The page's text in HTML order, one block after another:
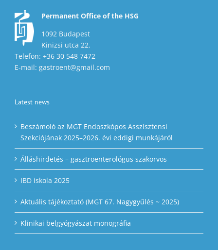
Permanent Office of the HSG
1092 Budapest
Kinizsi utca 22.
Telefon: +36 30 548 7472
E-mail: gastroent@gmail.com
Latest news
Beszámoló az MGT Endoszkópos Asszisztensi
Szekciójának 2025–2026. évi eddigi munkájáról
Álláshirdetés – gasztroenterológus szakorvos
IBD iskola 2025
Aktuális tájékoztató (MGT 67. Nagygyűlés ~ 2025)
Klinikai belgyógyászat monográfia